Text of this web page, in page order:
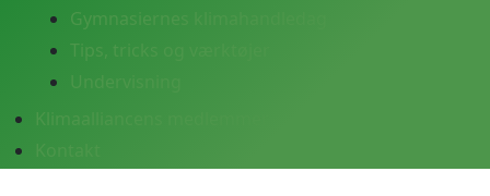
Gymnasiernes klimahandledag
Tips, tricks og værktøjer
Undervisning
Klimaalliancens medlemmer